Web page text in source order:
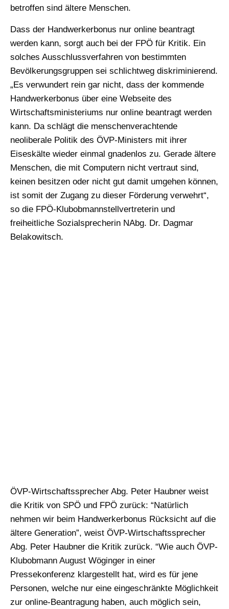
betroffen sind ältere Menschen.
Dass der Handwerkerbonus nur online beantragt
werden kann, sorgt auch bei der FPÖ für Kritik. Ein
solches Ausschlussverfahren von bestimmten
Bevölkerungsgruppen sei schlichtweg diskriminierend.
„Es verwundert rein gar nicht, dass der kommende
Handwerkerbonus über eine Webseite des
Wirtschaftsministeriums nur online beantragt werden
kann. Da schlägt die menschenverachtende
neoliberale Politik des ÖVP-Ministers mit ihrer
Eiseskälte wieder einmal gnadenlos zu. Gerade ältere
Menschen, die mit Computern nicht vertraut sind,
keinen besitzen oder nicht gut damit umgehen können,
ist somit der Zugang zu dieser Förderung verwehrt“,
so die FPÖ-Klubobmannstellvertreterin und
freiheitliche Sozialsprecherin NAbg. Dr. Dagmar
Belakowitsch.
ÖVP-Wirtschaftssprecher Abg. Peter Haubner weist
die Kritik von SPÖ und FPÖ zurück: “Natürlich
nehmen wir beim Handwerkerbonus Rücksicht auf die
ältere Generation”, weist ÖVP-Wirtschaftssprecher
Abg. Peter Haubner die Kritik zurück. “Wie auch ÖVP-
Klubobmann August Wöginger in einer
Pressekonferenz klargestellt hat, wird es für jene
Personen, welche nur eine eingeschränkte Möglichkeit
zur online-Beantragung haben, auch möglich sein,